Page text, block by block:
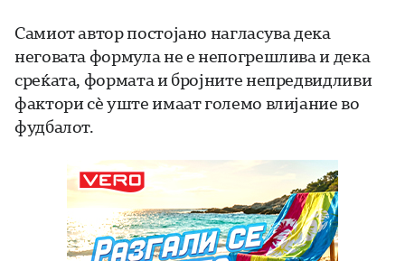
Самиот автор постојано нагласува дека
неговата формула не е непогрешлива и дека
среќата, формата и бројните непредвидливи
фактори сè уште имаат големо влијание во
фудбалот.